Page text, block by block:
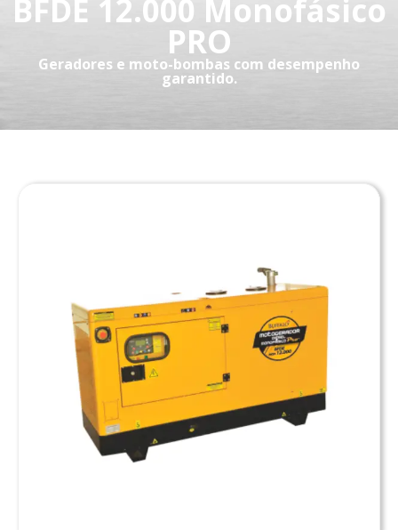
BFDE 12.000 Monofásico
PRO
Geradores e moto-bombas com desempenho
garantido.